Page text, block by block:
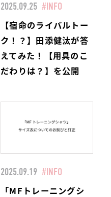
2025.09.25 #INFO
【宿命のライバルトー
ク！？】田添健汰が答
えてみた！【用具のこ
だわりは？】を公開
2025.09.19 #INFO
「MFトレーニングシ